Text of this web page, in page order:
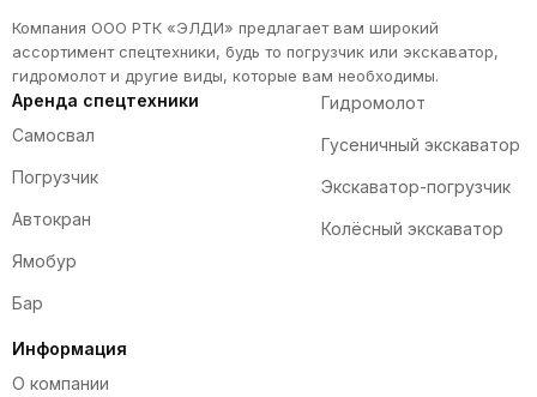
Компания ООО РТК «ЭЛДИ» предлагает вам широкий
ассортимент спецтехники, будь то погрузчик или экскаватор,
гидромолот и другие виды, которые вам необходимы.
Аренда спецтехники
Самосвал
Погрузчик
Автокран
Ямобур
Бар
Гидромолот
Гусеничный экскаватор
Экскаватор-погрузчик
Колёсный экскаватор
Информация
О компании